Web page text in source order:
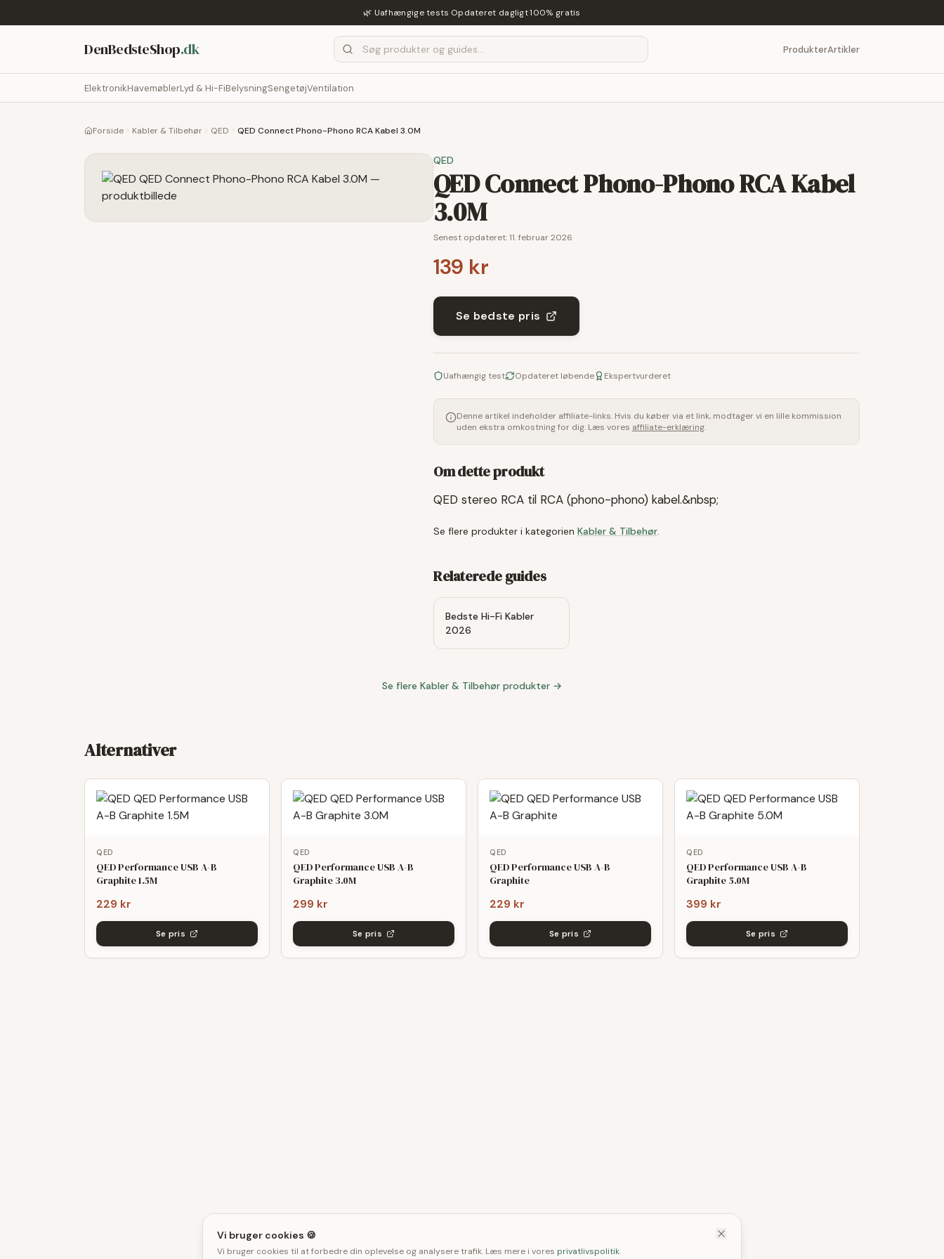
🌿 Uafhængige tests·Opdateret dagligt·100% gratis
DenBedsteShop.dk ProdukterArtikler
ElektronikHavemøblerLyd & Hi-FiBelysningSengetøjVentilation
Forside Kabler & Tilbehør QED QED Connect Phono-Phono RCA Kabel 3.0M
QED
QED Connect Phono-Phono RCA Kabel
3.0M
Senest opdateret:11. februar 2026
139 kr
Se bedste pris
Uafhængig test Opdateret løbende Ekspertvurderet
Denne artikel indeholder affiliate-links. Hvis du køber via et link, modtager vi en lille kommission
uden ekstra omkostning for dig. Læs vores affiliate-erklæring.
Om dette produkt
QED stereo RCA til RCA (phono-phono) kabel.&nbsp;
Se flere produkter i kategorien Kabler & Tilbehør.
Relaterede guides
Bedste Hi-Fi Kabler
2026
Se flere Kabler & Tilbehør produkter →
Alternativer
QED
QED Performance USB A-B
Graphite 1.5M
229 kr
Se pris
QED
QED Performance USB A-B
Graphite 3.0M
299 kr
Se pris
QED
QED Performance USB A-B
Graphite
229 kr
Se pris
QED
QED Performance USB A-B
Graphite 5.0M
399 kr
Se pris
Vi bruger cookies 🍪
Vi bruger cookies til at forbedre din oplevelse og analysere trafik. Læs mere i vores privatlivspolitik.